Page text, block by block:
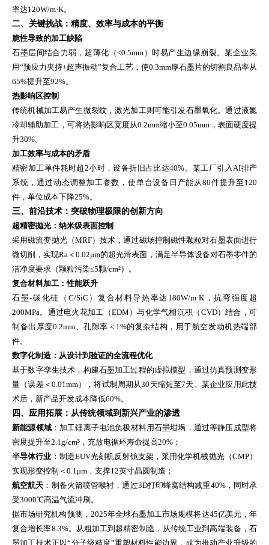
率达120W/m·K。
二、关键挑战：精度、效率与成本的平衡
脆性导致的加工缺陷
石墨层间结合力弱，超薄化（<0.5mm）时易产生边缘崩裂。某企业采
用“预应力夹持+超声振动”复合工艺，使0.3mm厚石墨片的切割良品率从
65%提升至92%。
热影响区控制
传统机械加工易产生微裂纹，激光加工则可能引发石墨氧化。通过液氮
冷却辅助加工，可将热影响区宽度从0.2mm缩小至0.05mm，表面硬度提
升30%。
加工效率与成本的矛盾
精密加工单件耗时超2小时，设备折旧占比达40%。某工厂引入AI排产
系统，通过动态调整加工参数，使单台设备日产能从80件提升至120
件，单位成本下降25%。
三、前沿技术：突破物理极限的创新方向
超精密抛光：纳米级表面控制
采用磁流变抛光（MRF）技术，通过磁场控制磁性颗粒对石墨表面进行
微切削，实现Ra＜0.02μm的超光滑表面，满足半导体设备对石墨零件的
洁净度要求（颗粒污染≤5颗/cm²）。
复合材料加工：性能跃升
石墨-碳化硅（C/SiC）复合材料导热率达180W/m·K，抗弯强度超
200MPa。通过电火花加工（EDM）与化学气相沉积（CVD）结合，可
制备出厚度0.2mm、孔隙率＜1%的复杂结构，用于航空发动机热端部
件。
数字化制造：从设计到验证的全流程优化
基于数字孪生技术，构建石墨加工过程的虚拟模型，通过仿真预测变形
量（误差＜0.01mm），将试制周期从30天缩短至7天。某企业应用此技
术后，新产品开发成本降低60%。
四、应用拓展：从传统领域到新兴产业的渗透
新能源领域：加工锂离子电池负极材料用石墨坩埚，通过等静压成型将
密度提升至2.1g/cm³，充放电循环寿命提高20%；
半导体行业 ：制造EUV光刻机反射镜支架，采用化学机械抛光（CMP）
实现形变控制＜0.1μm，支撑12英寸晶圆制造；
航空航天 ：制备火箭喷管喉衬，通过3D打印蜂窝结构减重40%，同时承
受3000℃高温气流冲刷。
据市场研究机构预测，2025年全球石墨加工市场规模将达45亿美元，年
复合增长率8.3%。从粗加工到超精密制造，从传统工业到高端装备，石
墨加工技术正以“分子级精度”重塑材料性能边界，成为推动产业升级的